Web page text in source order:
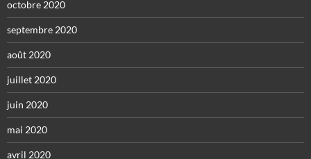
octobre 2020
septembre 2020
août 2020
juillet 2020
juin 2020
mai 2020
avril 2020